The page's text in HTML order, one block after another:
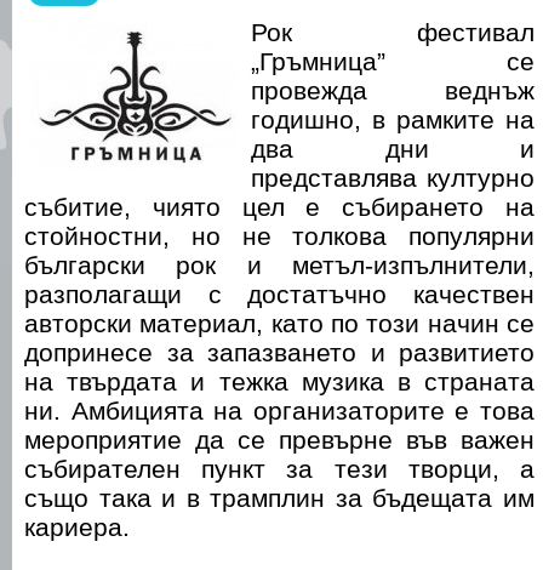
Рок фестивал
„Гръмница” се
провежда веднъж
годишно, в рамките на
два дни и
представлява културно
събитие, чиято цел е събирането на
стойностни, но не толкова популярни
български рок и метъл-изпълнители,
разполагащи с достатъчно качествен
авторски материал, като по този начин се
допринесе за запазването и развитието
на твърдата и тежка музика в страната
ни. Амбицията на организаторите е това
мероприятие да се превърне във важен
събирателен пункт за тези творци, а
също така и в трамплин за бъдещата им
кариера.